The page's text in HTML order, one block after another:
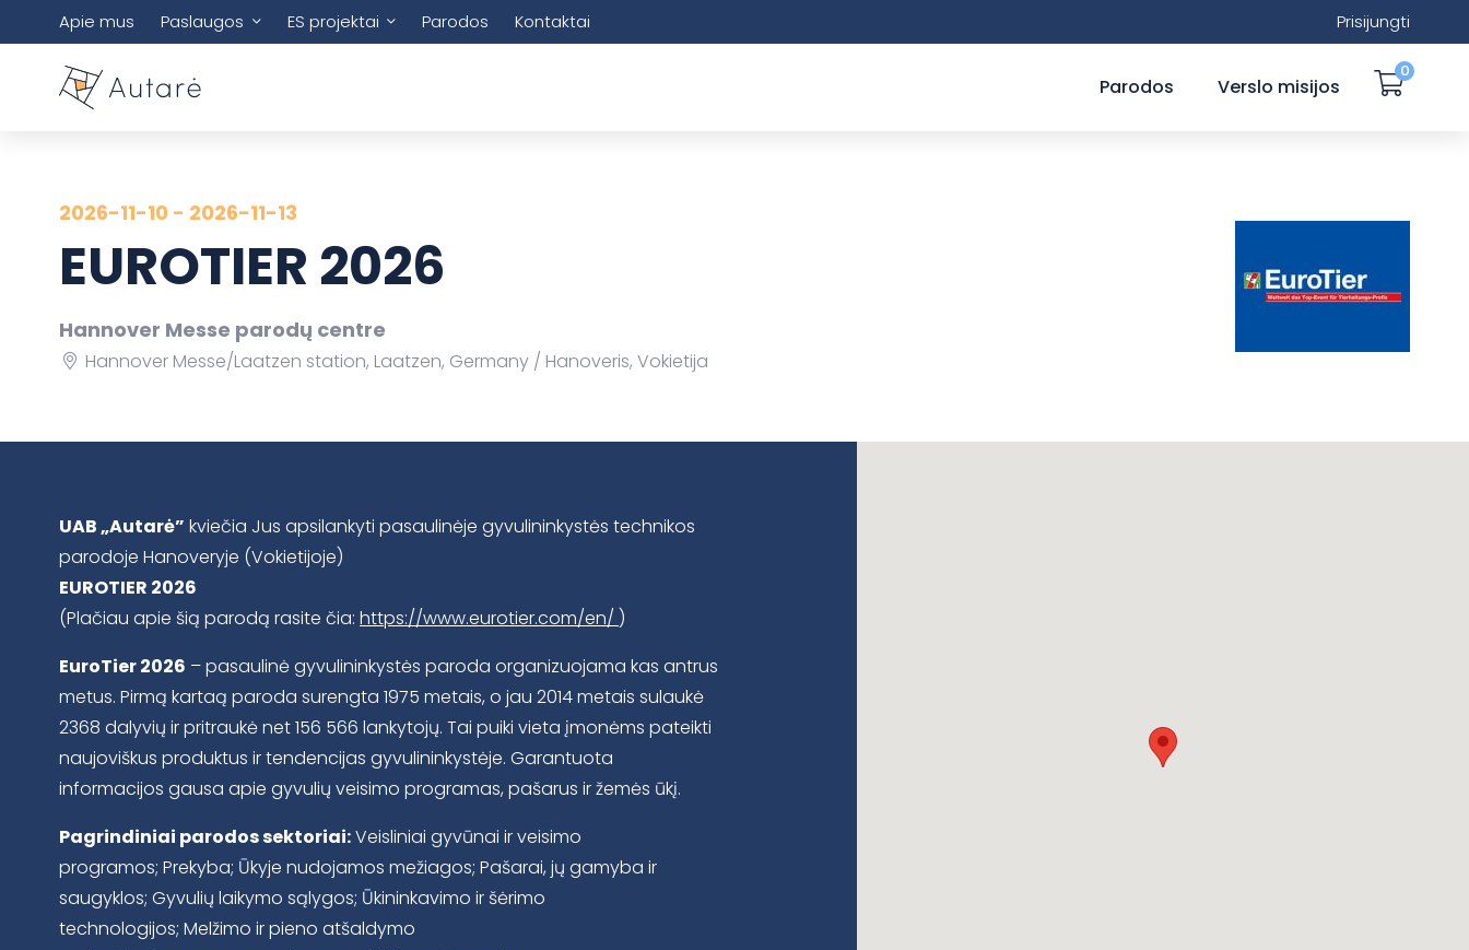
Apie mus Paslaugos ES projektai Parodos Kontaktai Prisijungti
Parodos Verslo misijos
0
2026-11-10 - 2026-11-13
EUROTIER 2026
Hannover Messe parodų centre
Hannover Messe/Laatzen station, Laatzen, Germany Hanoveris, Vokietija
UAB „Autarė” kviečia Jus apsilankyti pasaulinėje gyvulininkystės technikos
parodoje Hanoveryje (Vokietijoje)
EUROTIER 2026
(Plačiau apie šią parodą rasite čia: https://www.eurotier.com/en/ )
EuroTier 2026 – pasaulinė gyvulininkystės paroda organizuojama kas antrus
metus. Pirmą kartaą paroda surengta 1975 metais, o jau 2014 metais sulaukė
2368 dalyvių ir pritraukė net 156 566 lankytojų. Tai puiki vieta įmonėms pateikti
naujoviškus produktus ir tendencijas gyvulininkystėje. Garantuota
informacijos gausa apie gyvulių veisimo programas, pašarus ir žemės ūkį.
Pagrindiniai parodos sektoriai:Veisliniai gyvūnai ir veisimo
programos; Prekyba; Ūkyje nudojamos mežiagos; Pašarai, jų gamyba ir
saugyklos; Gyvulių laikymo sąlygos; Ūkininkavimo ir šėrimo
technologijos; Melžimo ir pieno atšaldymo